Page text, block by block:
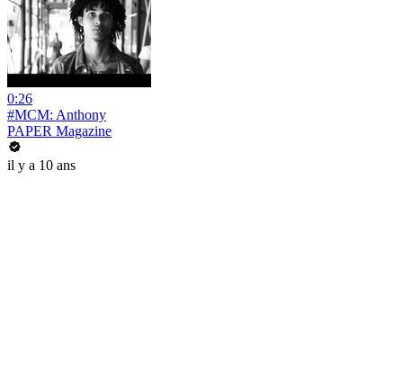
0:26
#MCM: Anthony
PAPER Magazine
il y a 10 ans